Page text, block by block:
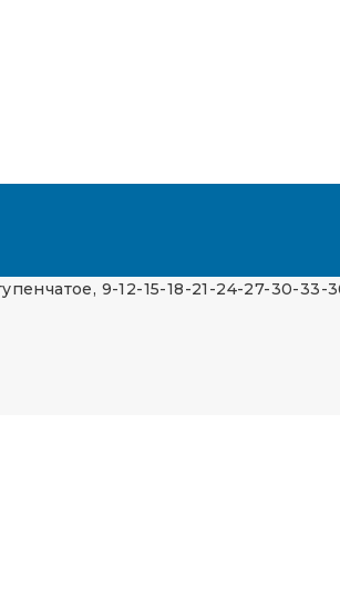
9-12-15-18-21-24-27-30-